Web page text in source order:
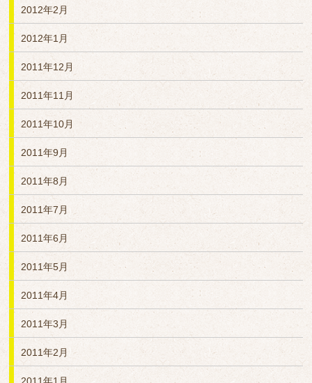
2012年2月
2012年1月
2011年12月
2011年11月
2011年10月
2011年9月
2011年8月
2011年7月
2011年6月
2011年5月
2011年4月
2011年3月
2011年2月